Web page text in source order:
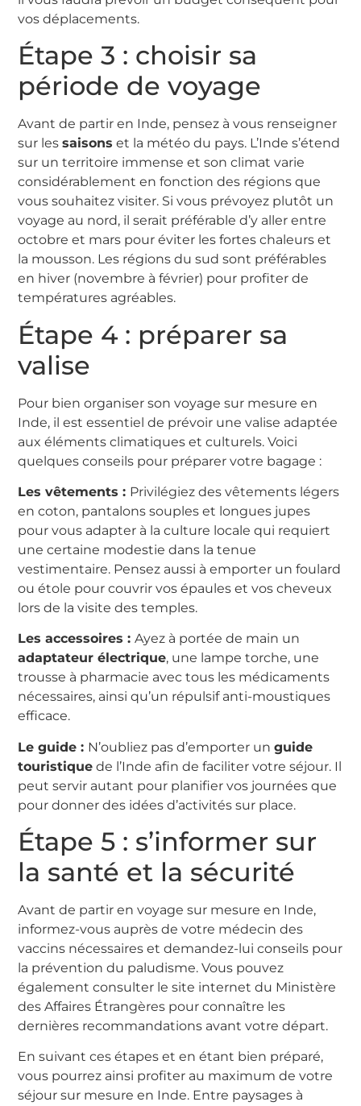
vos déplacements.
Étape 3 : choisir sa
période de voyage
Avant de partir en Inde, pensez à vous renseigner
sur lessaisons et la météo du pays. L’Inde s’étend
sur un territoire immense et son climat varie
considérablement en fonction des régions que
vous souhaitez visiter. Si vous prévoyez plutôt un
voyage au nord, il serait préférable d’y aller entre
octobre et mars pour éviter les fortes chaleurs et
la mousson. Les régions du sud sont préférables
en hiver (novembre à février) pour profiter de
températures agréables.
Étape 4 : préparer sa
valise
Pour bien organiser son voyage sur mesure en
Inde, il est essentiel de prévoir une valise adaptée
aux éléments climatiques et culturels. Voici
quelques conseils pour préparer votre bagage :
Les vêtements : Privilégiez des vêtements légers
en coton, pantalons souples et longues jupes
pour vous adapter à la culture locale qui requiert
une certaine modestie dans la tenue
vestimentaire. Pensez aussi à emporter un foulard
ou étole pour couvrir vos épaules et vos cheveux
lors de la visite des temples.
Les accessoires :Ayez à portée de main un
adaptateur électrique, une lampe torche, une
trousse à pharmacie avec tous les médicaments
nécessaires, ainsi qu’un répulsif anti-moustiques
efficace.
Le guide : N’oubliez pas d’emporter unguide
touristique de l’Inde afin de faciliter votre séjour. Il
peut servir autant pour planifier vos journées que
pour donner des idées d’activités sur place.
Étape 5 : s’informer sur
la santé et la sécurité
Avant de partir en voyage sur mesure en Inde,
informez-vous auprès de votre médecin des
vaccins nécessaires et demandez-lui conseils pour
la prévention du paludisme. Vous pouvez
également consulter le site internet du Ministère
des Affaires Étrangères pour connaître les
dernières recommandations avant votre départ.
En suivant ces étapes et en étant bien préparé,
vous pourrez ainsi profiter au maximum de votre
séjour sur mesure en Inde. Entre paysages à